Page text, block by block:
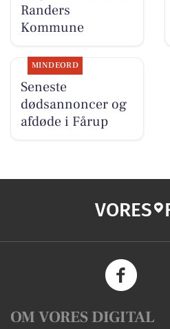
Randers
Kommune
MINDEORD
Seneste
dødsannoncer og
afdøde i Fårup
VORES
OM VORES DIGITAL